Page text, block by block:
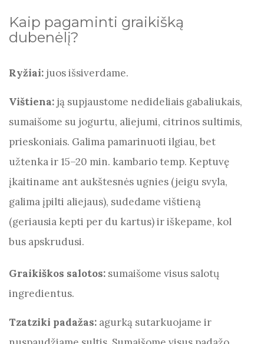
Kaip pagaminti graikišką
dubenėlį?
Ryžiai: juos išsiverdame.
Vištiena: ją supjaustome nedideliais gabaliukais,
sumaišome su jogurtu, aliejumi, citrinos sultimis,
prieskoniais. Galima pamarinuoti ilgiau, bet
užtenka ir 15–20 min. kambario temp. Keptuvę
įkaitiname ant aukštesnės ugnies (jeigu svyla,
galima įpilti aliejaus), sudedame vištieną
(geriausia kepti per du kartus) ir iškepame, kol
bus apskrudusi.
Graikiškos salotos: sumaišome visus salotų
ingredientus.
Tzatziki padažas: agurką sutarkuojame ir